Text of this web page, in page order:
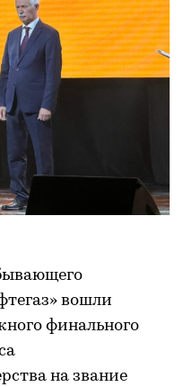
вошли
финального
на звание